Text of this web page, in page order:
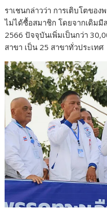
ราเชนกล่าวว่า การเติบโตขอ
ไม่ได้ซื้อสมาชิก โดยจากเดิม
2566 ปัจจุบันเพิ่มเป็นกว่า
สาขา เป็น 25 สาขาทั่วประเทศ